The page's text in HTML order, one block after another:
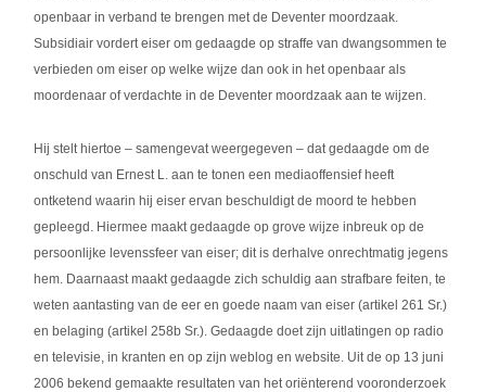
openbaar in verband te brengen met de Deventer moordzaak.
Subsidiair vordert eiser om gedaagde op straffe van dwangsommen te
verbieden om eiser op welke wijze dan ook in het openbaar als
moordenaar of verdachte in de Deventer moordzaak aan te wijzen.
Hij stelt hiertoe – samengevat weergegeven – dat gedaagde om de
onschuld van Ernest L. aan te tonen een mediaoffensief heeft
ontketend waarin hij eiser ervan beschuldigt de moord te hebben
gepleegd. Hiermee maakt gedaagde op grove wijze inbreuk op de
persoonlijke levenssfeer van eiser; dit is derhalve onrechtmatig jegens
hem. Daarnaast maakt gedaagde zich schuldig aan strafbare feiten, te
weten aantasting van de eer en goede naam van eiser (artikel 261 Sr.)
en belaging (artikel 258b Sr.). Gedaagde doet zijn uitlatingen op radio
en televisie, in kranten en op zijn weblog en website. Uit de op 13 juni
2006 bekend gemaakte resultaten van het oriënterend vooronderzoek